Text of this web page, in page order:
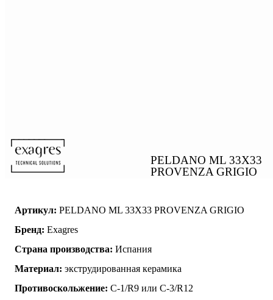
PELDANO ML 33X33
PROVENZA GRIGIO
Артикул: PELDANO ML 33X33 PROVENZA GRIGIO
Бренд: Exagres
Страна производства: Испания
Материал: экструдированная керамика
Противоскольжение: C-1/R9 или C-3/R12